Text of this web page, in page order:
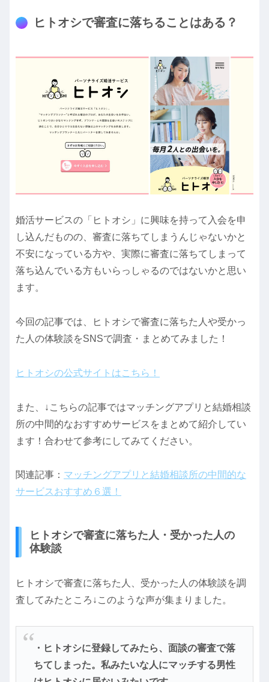
ヒトオシで審査に落ちることはある？
婚活サービスの「ヒトオシ」に興味を持って入会を申
し込んだものの、審査に落ちてしまうんじゃないかと
不安になっている方や、実際に審査に落ちてしまって
落ち込んでいる方もいらっしゃるのではないかと思い
ます。
今回の記事では、ヒトオシで審査に落ちた人や受かっ
た人の体験談をSNSで調査・まとめてみました！
ヒトオシの公式サイトはこちら！
また、↓こちらの記事ではマッチングアプリと結婚相談
所の中間的なおすすめサービスをまとめて紹介してい
ます！合わせて参考にしてみてください。
関連記事： マッチングアプリと結婚相談所の中間的な
サービスおすすめ６選！
ヒトオシで審査に落ちた人・受かった人の
体験談
ヒトオシで審査に落ちた人、受かった人の体験談を調
査してみたところ↓このような声が集まりました。
・ヒトオシに登録してみたら、面談の審査で落
ちてしまった。私みたいな人にマッチする男性